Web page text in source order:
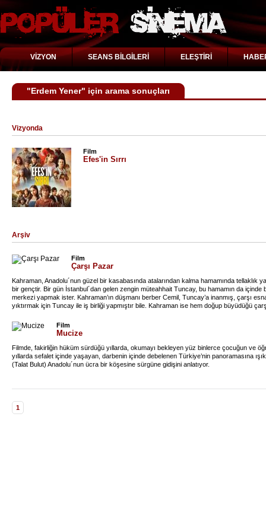
VİZYON SEANS BİLGİLERİ ELEŞTİRİ
"Erdem Yener" için arama sonuçları
Vizyonda
Film
Efes'in Sırrı
Arşiv
Film
Çarşı Pazar
Kahraman, Anadolu´nun güzel bir kasabasında atalarından kalma hamamında tellaklık
bir gençtir. Bir gün İstanbul´dan gelen zengin müteahhait Tuncay, bu hamamın da içinde
merkezi yapmak ister. Kahraman’ın düşmanı berber Cemil, Tuncay’a inanmış, çarşı
yıktırmak için Tuncay ile iş birliği yapmıştır bile. Kahraman ise hem doğup büyüdüğü
hamam elinden gidecektir. Borcu kapatmak için her yola başvuracak olan Kahraman
mücadeleye sonradan genç tarih öğretmeni Bahar da katılacak ve içinizi ısıtacak bu
Film
Mucize
Filmde, fakirliğin hüküm sürdüğü yıllarda, okumayı bekleyen yüz binlerce çocuğun ve
yıllarda sefalet içinde yaşayan, darbenin içinde debelenen Türkiye’nin panoramasına
(Talat Bulut) Anadolu´nun ücra bir köşesine sürgüne gidişini anlatıyor.
1